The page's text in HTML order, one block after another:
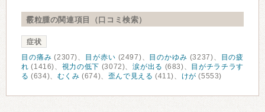
霰粒腫の関連項目（口コミ検索）
症状
目の痛み (2307)、 目が赤い (2497)、 目のかゆみ (3237)、
目の疲
れ (1416)、 視力の低下 (3072)、涙が出る (683)、
目がチラチラす
る (634)、 むくみ (674)、 歪んで見える (411)、 けが (5553)